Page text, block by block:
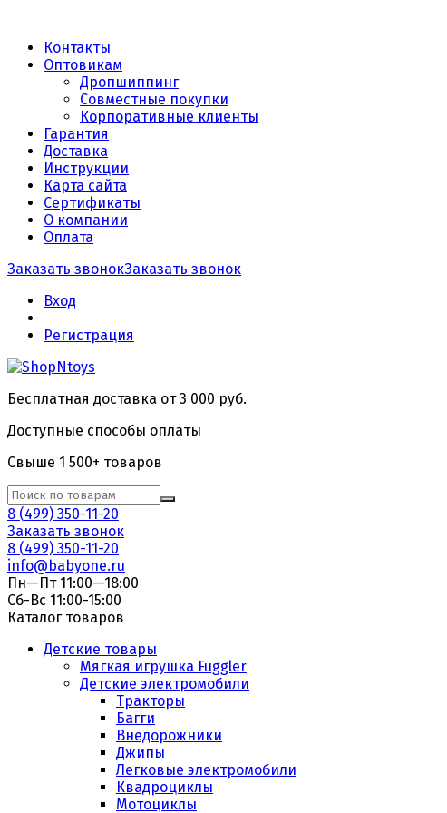
Контакты
Оптовикам
Дропшиппинг
Совместные покупки
Корпоративные клиенты
Гарантия
Доставка
Инструкции
Карта сайта
Сертификаты
О компании
Оплата
Заказать звонокЗаказать звонок
Вход
Регистрация
Бесплатная доставка от 3 000 руб.
Доступные способы оплаты
Свыше 1 500+ товаров
8 (499) 350-11-20
Заказать звонок
8 (499) 350-11-20
info@babyone.ru
Пн—Пт 11:00—18:00
Сб-Вс 11:00-15:00
Каталог товаров
Детские товары
Мягкая игрушка Fuggler
Детские электромобили
Тракторы
Багги
Внедорожники
Джипы
Легковые электромобили
Квадроциклы
Мотоциклы